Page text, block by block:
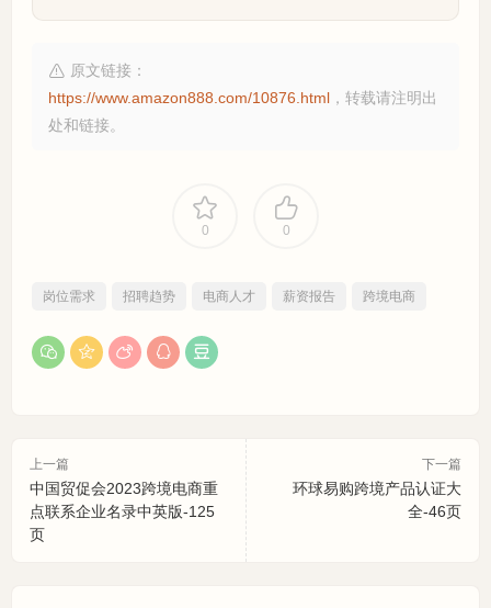
原文链接：
https://www.amazon888.com/10876.html ，转载请注明出
处和链接。
0 0
岗位需求 招聘趋势 电商人才 薪资报告 跨境电商
上一篇
中国贸促会2023跨境电商重
点联系企业名录中英版-125
页
下一篇
环球易购跨境产品认证大
全-46页